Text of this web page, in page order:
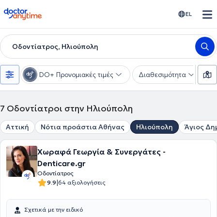
doctoranytime EL
Οδοντίατρος, Ηλιούπολη
DO+ Προνομιακές τιμές Διαθεσιμότητα
7 Οδοντίατροι στην Ηλιούπολη
Αττική Νότια προάστια Αθήνας Ηλιούπολη Άγιος
Χωραφά Γεωργία & Συνεργάτες -
Denticare.gr
Οδοντίατρος
9.9|64 αξιολογήσεις
Σχετικά με την ειδικό